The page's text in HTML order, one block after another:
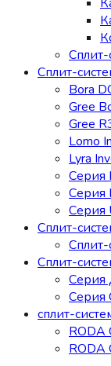
Сплит-
Bora
Gree
Gree
Lomo
Lyra
Серия
Серия
Серия
Сплит-
Сплит-
Серия
Серия
сплит-
RODA
RODA